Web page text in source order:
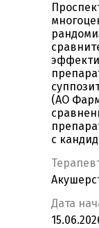
(АО
с
Дата